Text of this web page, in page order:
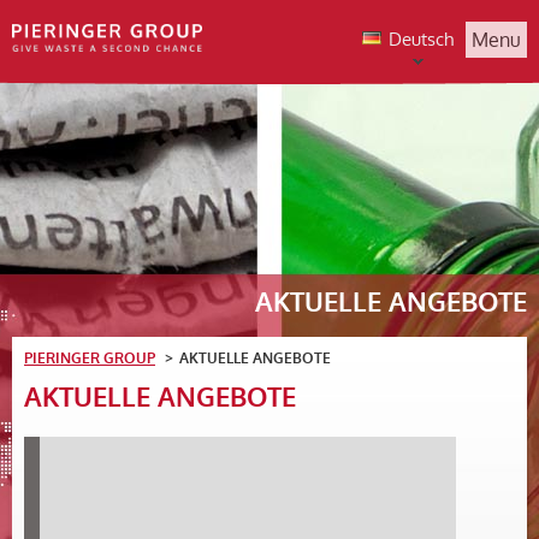
AKTUELLE ANGEBOTE
Deutsch Menu
PIERINGER GROUP AKTUELLE ANGEBOTE
AKTUELLE ANGEBOTE